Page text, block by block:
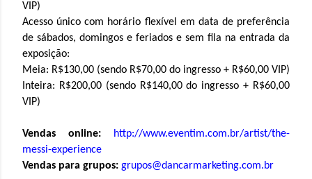
VIP)
Acesso único com horário flexível em data de preferência
de sábados, domingos e feriados e sem fila na entrada da
exposição:
Meia: R$130,00 (sendo R$70,00 do ingresso + R$60,00 VIP)
Inteira: R$200,00 (sendo R$140,00 do ingresso + R$60,00
VIP)
Vendas online: http://www.eventim.com.br/artist/the-
messi-experience
Vendas para grupos: grupos@dancarmarketing.com.br